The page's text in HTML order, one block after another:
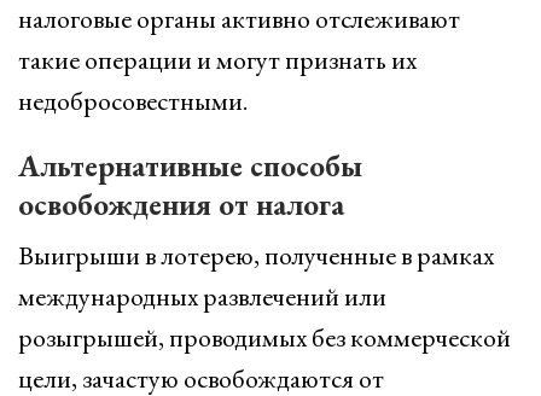
налоговые органы активно отслеживают
такие операции и могут признать их
недобросовестными.
Альтернативные способы
освобождения от налога
Выигрыши в лотерею, полученные в рамках
международных развлечений или
розыгрышей, проводимых без коммерческой
цели, зачастую освобождаются от